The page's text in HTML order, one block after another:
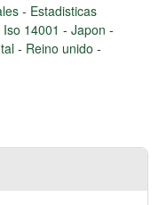
- Estadisticas
Iso 14001 - Japon -
- Reino unido -